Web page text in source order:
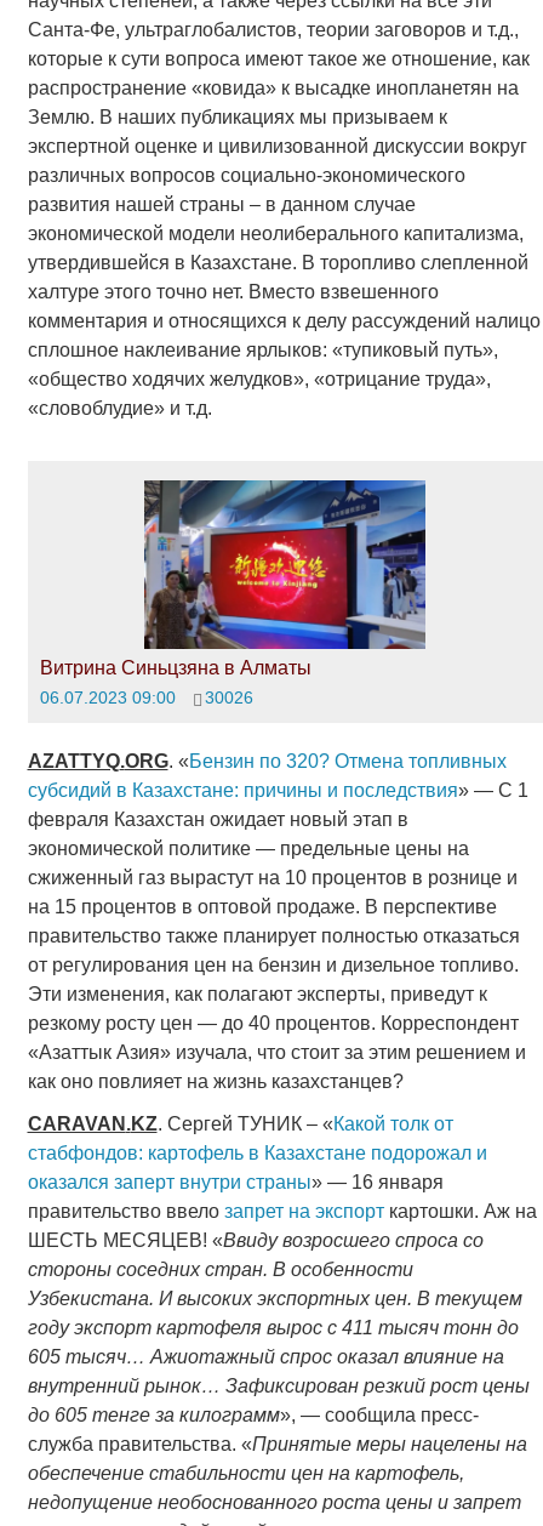
Санта-Фе, ультраглобалистов, теории заговоров и т.д.,
которые к сути вопроса имеют такое же отношение, как
распространение «ковида» к высадке инопланетян на
Землю. В наших публикациях мы призываем к
экспертной оценке и цивилизованной дискуссии вокруг
различных вопросов социально-экономического
развития нашей страны – в данном случае
экономической модели неолиберального капитализма,
утвердившейся в Казахстане. В торопливо слепленной
халтуре этого точно нет. Вместо взвешенного
комментария и относящихся к делу рассуждений налицо
сплошное наклеивание ярлыков: «тупиковый путь»,
«общество ходячих желудков», «отрицание труда»,
«словоблудие» и т.д.
Витрина Синьцзяна в Алматы
06.07.2023 09:00 30026
AZATTYQ.ORG. «Бензин по 320? Отмена топливных
субсидий в Казахстане: причины и последствия» — С 1
февраля Казахстан ожидает новый этап в
экономической политике — предельные цены на
сжиженный газ вырастут на 10 процентов в рознице и
на 15 процентов в оптовой продаже. В перспективе
правительство также планирует полностью отказаться
от регулирования цен на бензин и дизельное топливо.
Эти изменения, как полагают эксперты, приведут к
резкому росту цен — до 40 процентов. Корреспондент
«Азаттык Азия» изучала, что стоит за этим решением и
как оно повлияет на жизнь казахстанцев?
CARAVAN .KZ. Сергей ТУНИК – «Какой толк от
стабфондов: картофель в Казахстане подорожал и
оказался заперт внутри страны» — 16 января
правительство ввело запрет на экспорткартошки. Аж на
ШЕСТЬ МЕСЯЦЕВ! «Ввиду возросшего спроса со
стороны соседних стран. В особенности
Узбекистана. И высоких экспортных цен. В текущем
году экспорт картофеля вырос с 411 тысяч тонн до
605 тысяч… Ажиотажный спрос оказал влияние на
внутренний рынок… Зафиксирован резкий рост цены
до 605 тенге за килограмм», — сообщила пресс-
служба правительства. «Принятые меры нацелены на
обеспечение стабильности цен на картофель,
недопущение необоснованного роста цены и запрет